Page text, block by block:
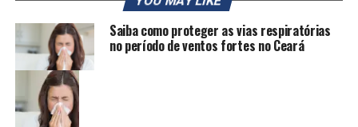
Saiba como proteger as vias respiratórias
no período de ventos fortes no Ceará